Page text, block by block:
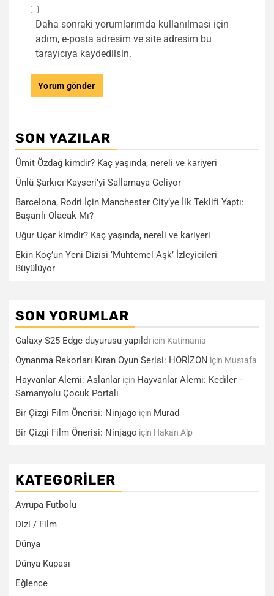
Daha sonraki yorumlarımda kullanılması için
adım, e-posta adresim ve site adresim bu
tarayıcıya kaydedilsin.
SON YAZILAR
Ümit Özdağ kimdir? Kaç yaşında, nereli ve kariyeri
Ünlü Şarkıcı Kayseri’yi Sallamaya Geliyor
Barcelona, Rodri İçin Manchester City’ye İlk Teklifi Yaptı:
Başarılı Olacak Mı?
Uğur Uçar kimdir? Kaç yaşında, nereli ve kariyeri
Ekin Koç’un Yeni Dizisi ‘Muhtemel Aşk’ İzleyicileri
Büyülüyor
SON YORUMLAR
Galaxy S25 Edge duyurusu yapıldı için Katimania
Oynanma Rekorları Kıran Oyun Serisi: HORİZON için Mustafa
Hayvanlar Alemi: Aslanlar için Hayvanlar Alemi: Kediler -
Samanyolu Çocuk Portalı
Bir Çizgi Film Önerisi: Ninjago için Murad
Bir Çizgi Film Önerisi: Ninjago için Hakan Alp
KATEGORILER
Avrupa Futbolu
Dizi / Film
Dünya
Dünya Kupası
Eğlence